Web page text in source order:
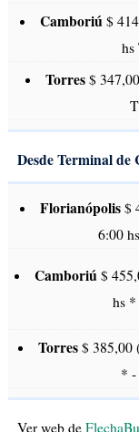
Camboriú $
hs
Torres $
Desde Terminal de
Florianópolis $
6:00
Camboriú $
hs *
Torres $ 385,00
* -
Ver web de